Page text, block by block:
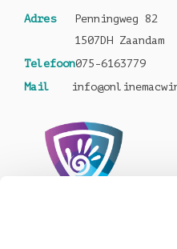
Adres
Penningweg 82
1507DH Zaandam
Telefoon075-6163779
Mail